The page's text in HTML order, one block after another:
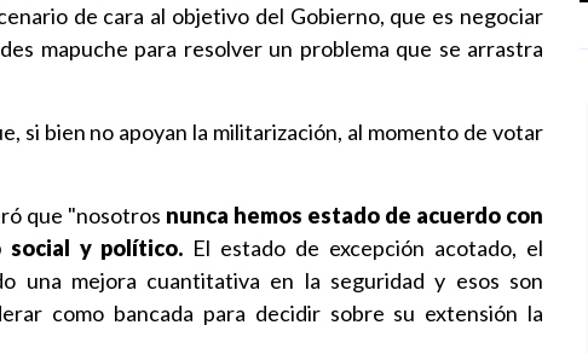
de cara al objetivo del Gobierno, que es negociar
mapuche para resolver un problema que se arrastra
si bien no apoyan la militarización, al momento de votar
que "nosotros nunca hemos estado de acuerdo con
y político. El estado de excepción acotado, el
una mejora cuantitativa en la seguridad y esos son
como bancada para decidir sobre su extensión la